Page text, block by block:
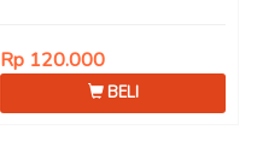
Rp 120.000
BELI